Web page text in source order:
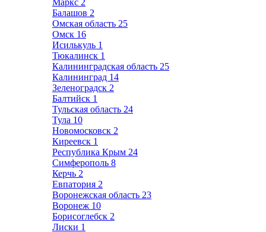
Маркс 2
Балашов 2
Омская область 25
Омск 16
Исилькуль 1
Тюкалинск 1
Калининградская область 25
Калининград 14
Зеленоградск 2
Балтийск 1
Тульская область 24
Тула 10
Новомосковск 2
Киреевск 1
Республика Крым 24
Симферополь 8
Керчь 2
Евпатория 2
Воронежская область 23
Воронеж 10
Борисоглебск 2
Лиски 1